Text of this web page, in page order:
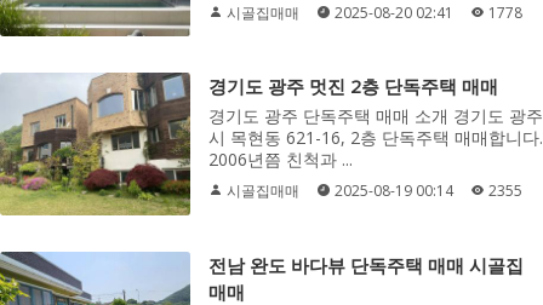
시골집매매 2025-08-20 02:41 1778
경기도 광주 멋진 2층 단독주택 매매
경기도 광주 단독주택 매매 소개 경기도 광주
시 목현동 621-16, 2층 단독주택 매매합니다.
2006년쯤 친척과 ...
시골집매매 2025-08-19 00:14 2355
전남 완도 바다뷰 단독주택 매매 시골집
매매